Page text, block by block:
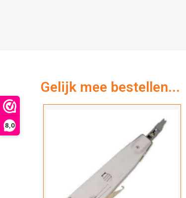
8,0
Gelijk mee bestellen...